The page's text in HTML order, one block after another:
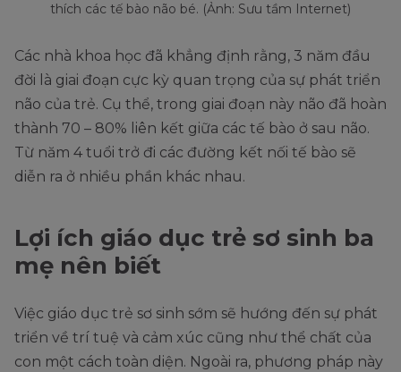
thích các tế bào não bé. (Ảnh: Sưu tầm Internet)
Các nhà khoa học đã khẳng định rằng, 3 năm đầu
đời là giai đoạn cực kỳ quan trọng của sự phát triển
não của trẻ. Cụ thể, trong giai đoạn này não đã hoàn
thành 70 – 80% liên kết giữa các tế bào ở sau não.
Từ năm 4 tuổi trở đi các đường kết nối tế bào sẽ
diễn ra ở nhiều phần khác nhau.
Lợi ích giáo dục trẻ sơ sinh ba
mẹ nên biết
Việc giáo dục trẻ sơ sinh sớm sẽ hướng đến sự phát
triển về trí tuệ và cảm xúc cũng như thể chất của
con một cách toàn diện. Ngoài ra, phương pháp này